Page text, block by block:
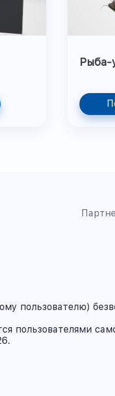
Рыба-
пользователю)
пользователями